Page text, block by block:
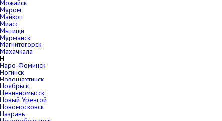
Можайск
Муром
Майкоп
Миасс
Мытищи
Мурманск
Магнитогорск
Махачкала
Н
Наро-Фоминск
Ногинск
Новошахтинск
Ноябрьск
Невинномысск
Новый Уренгой
Новомосковск
Назрань